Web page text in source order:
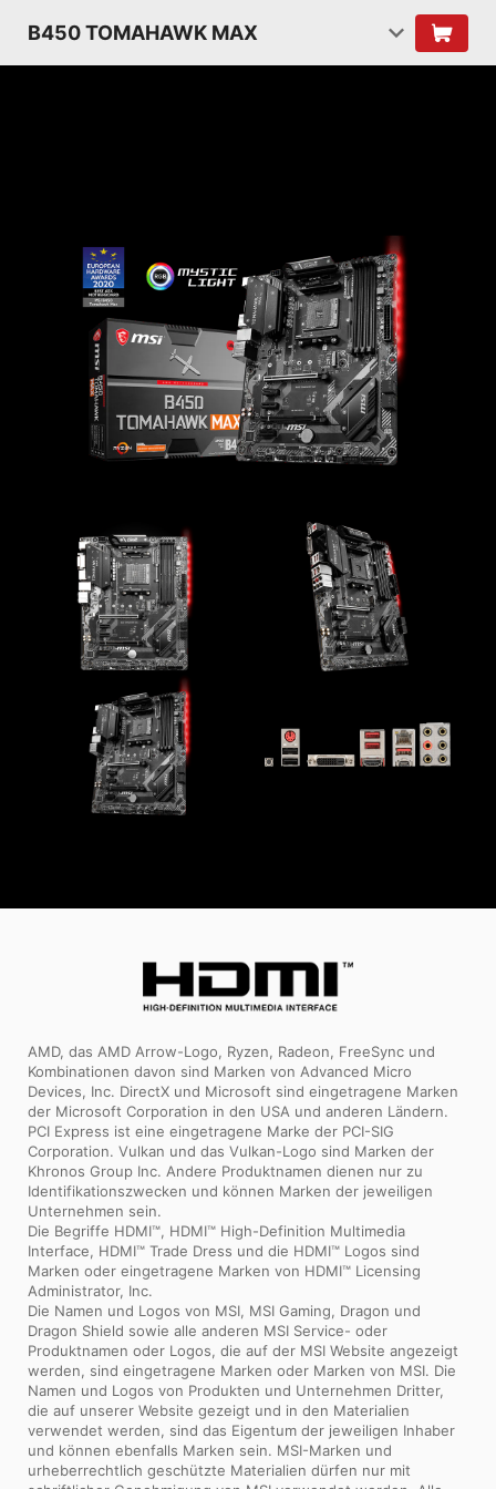
B450 TOMAHAWK MAX
AMD, das AMD Arrow-Logo, Ryzen, Radeon, FreeSync und
Kombinationen davon sind Marken von Advanced Micro
Devices, Inc. DirectX und Microsoft sind eingetragene Marken
der Microsoft Corporation in den USA und anderen Ländern.
PCI Express ist eine eingetragene Marke der PCI-SIG
Corporation. Vulkan und das Vulkan-Logo sind Marken der
Khronos Group Inc. Andere Produktnamen dienen nur zu
Identifikationszwecken und können Marken der jeweiligen
Unternehmen sein.
Die Begriffe HDMI™, HDMI™ High-Definition Multimedia
Interface, HDMI™ Trade Dress und die HDMI™ Logos sind
Marken oder eingetragene Marken von HDMI™ Licensing
Administrator, Inc.
Die Namen und Logos von MSI, MSI Gaming, Dragon und
Dragon Shield sowie alle anderen MSI Service- oder
Produktnamen oder Logos, die auf der MSI Website angezeigt
werden, sind eingetragene Marken oder Marken von MSI. Die
Namen und Logos von Produkten und Unternehmen Dritter,
die auf unserer Website gezeigt und in den Materialien
verwendet werden, sind das Eigentum der jeweiligen Inhaber
und können ebenfalls Marken sein. MSI-Marken und
urheberrechtlich geschützte Materialien dürfen nur mit